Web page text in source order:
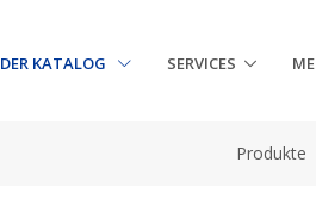
DER KATALOG SERVICES
Produkte